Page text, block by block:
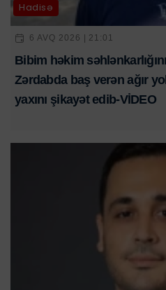
Hadisə
6 AVQ 2026 | 21:01
Bibim həkim
Zərdabda baş verən ağır
yaxını şikayət edib-VİDEO